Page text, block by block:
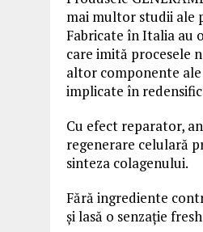
mai multor studii ale
Fabricate în Italia au
care imită procesele
altor componente
implicate în
Cu efect reparator,
regenerare celulară
sinteza colagenului.
Fără ingrediente
și lasă o senzaţie